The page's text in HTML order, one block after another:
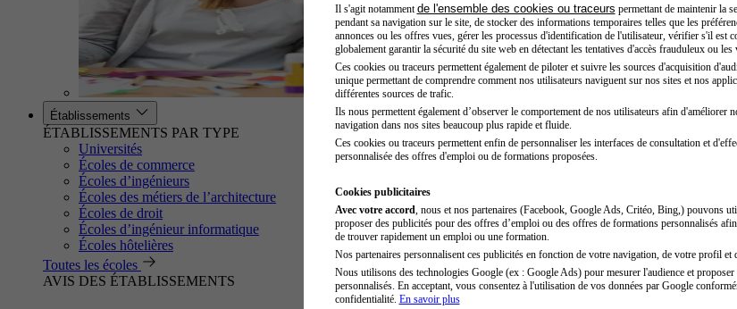
Établissements
ÉTABLISSEMENTS PAR TYPE
Universités
Écoles de commerce
Écoles d’ingénieurs
Écoles des métiers de l’architecture
Écoles de droit
Écoles d’ingénieur informatique
Écoles hôtelières
Toutes les écoles
AVIS DES ÉTABLISSEMENTS
Il s'agit notamment de l'ensemble des cookies ou traceurs permettant de maintenir la
pendant sa navigation sur le site, de stocker des informations temporaires telles que les
annonces ou les offres vues, gérer les processus d'identification de l'utilisateur, vérifier s'il est
globalement garantir la sécurité du site web en détectant les tentatives d'accès frauduleux ou les
Ces cookies ou traceurs permettent également de piloter et suivre les sources d'acquisition
unique permettant de comprendre comment nos utilisateurs naviguent sur nos sites et nos
différentes sources de trafic.
Ils nous permettent également d’observer le comportement de nos utilisateurs afin d'améliorer
navigation dans nos sites beaucoup plus rapide et fluide.
Ces cookies ou traceurs permettent enfin de personnaliser les interfaces de consultation et
personnalisée des offres d'emploi ou de formations proposées.
Cookies publicitaires
Avec votre accord , nous et nos partenaires (Facebook, Google Ads, Critéo, Bing,) pouvons
proposer des publicités pour des offres d’emploi ou des offres de formations personnalisés
de trouver rapidement un emploi ou une formation.
Nos partenaires personnalisent ces publicités en fonction de votre navigation, de votre profil et
Nous utilisons des technologies Google (ex : Google Ads) pour mesurer l'audience et proposer
personnalisés. En acceptant, vous consentez à l'utilisation de vos données par Google
confidentialité. En savoir plus